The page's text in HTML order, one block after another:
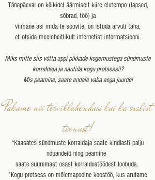
Tänapäeval on kõikidel äärmiselt kiire elutempo (lapsed,
sõbrad, töö)ja
viimane asi mida te soovite, on istuda arvuti taha,
et otsida meeleheitlikult internetist informatsiooni.
Miks mitte siis võtta appi pikkade kogemustega sündmuste
korraldaja ja nautida kogu protsessi!?
Mis peamine, saate endale vaba aega juurde!
Pakume nii terviklahendusi kui ka osalist
teenust!
*Kaasates sündmuste korraldaja saate kindlasti palju
nõuandeid ning peamine -
saate suuremast osast korraldustöödest loobuda.
*Kogu protsess on mõlemapoolne koostöö, kus arutame